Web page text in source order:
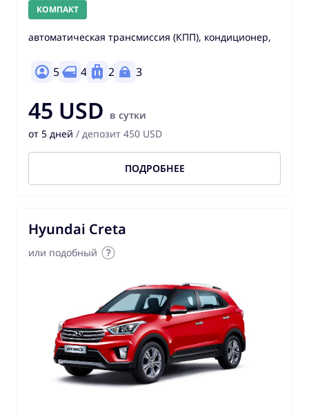
КОМПАКТ
автоматическая трансмиссия (КПП), кондиционер,
5 4 2 3
45 USD в сутки
от 5 дней / депозит 450 USD
ПОДРОБНЕЕ
Hyundai Creta
или подобный